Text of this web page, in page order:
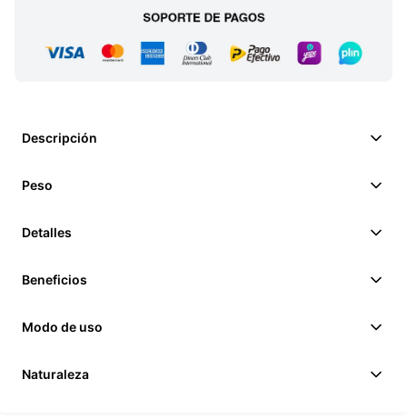
Descripción
Peso
Detalles
Beneficios
Modo de uso
Naturaleza